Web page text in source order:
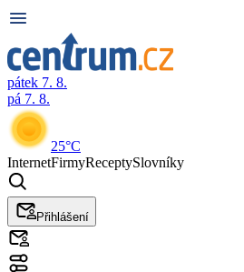
pátek 7. 8.
pá 7. 8.
25°C
InternetFirmyReceptySlovníky
Přihlášení